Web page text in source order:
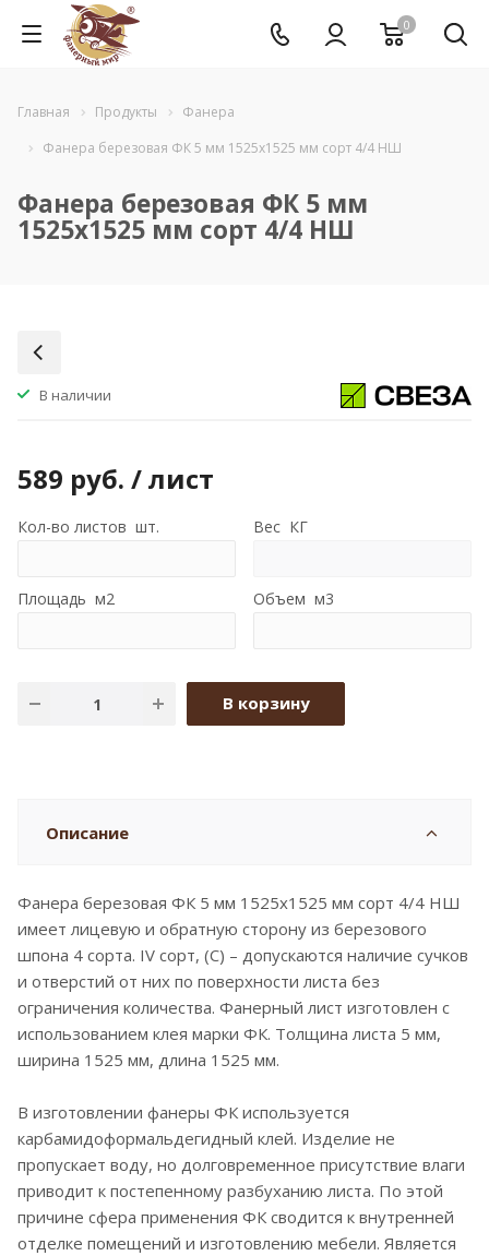
0
Главная Продукты
Фанера
Фанера березовая ФК 5 мм 1525x1525 мм сорт 4/4 НШ
Фанера березовая ФК 5 мм
1525x1525 мм сорт 4/4 НШ
В наличии
589 руб. / лист
Кол-во листов шт. Вес КГ
Площадь м2 Объем м3
В корзину
Описание
Фанера березовая ФК 5 мм 1525x1525 мм сорт 4/4 НШ
имеет лицевую и обратную сторону из березового
шпона 4 сорта. IV сорт, (C) – допускаются наличие сучков
и отверстий от них по поверхности листа без
ограничения количества. Фанерный лист изготовлен с
использованием клея марки ФК. Толщина листа 5 мм,
ширина 1525 мм, длина 1525 мм.
В изготовлении фанеры ФК используется
карбамидоформальдегидный клей. Изделие не
пропускает воду, но долговременное присутствие влаги
приводит к постепенному разбуханию листа. По этой
причине сфера применения ФК сводится к внутренней
отделке помещений и изготовлению мебели. Является